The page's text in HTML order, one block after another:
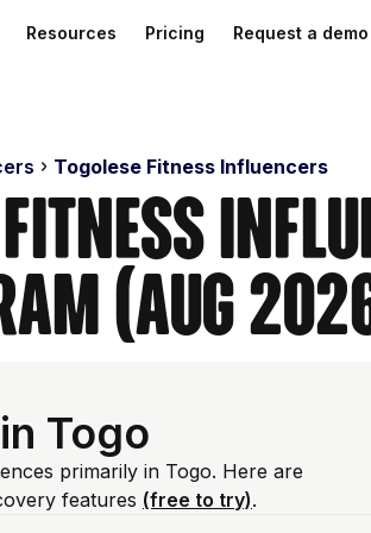
Resources Pricing Request a demo
Togolese Fitness Influencers
Fitness
(Aug
Togo
primarily in Togo. Here are
features (free to try).